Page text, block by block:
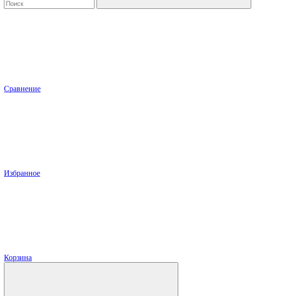
Сравнение
Избранное
Корзина